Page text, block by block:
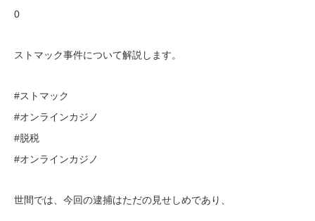
0
ストマック事件について解説します。
#ストマック
#オンラインカジノ
#脱税
#オンラインカジノ
世間では、今回の逮捕はただの見せしめであり、